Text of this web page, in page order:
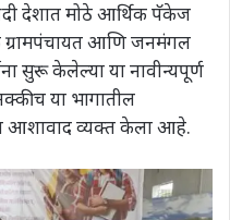
देशात मोठे आर्थिक पॅकेज
आणि जनमंगल
सुरू केलेल्या या नावीन्यपूर्ण
या भागातील
आशावाद व्यक्त केला आहे.